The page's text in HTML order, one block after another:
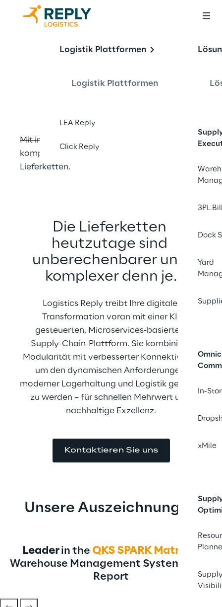
Logistik Plattformen
Logistik Plattformen
LEA Reply
Click Reply
3PL
Dock
Yard
In-
xMile
Transformation der
Logistik durch
Innovation
Mit intelligenter, anpassungsfähiger und
kompatibler Software für Lager, Filialen und
Lieferketten.
Die Lieferketten
heutzutage sind
unberechenbarer und
komplexer denn je.
Logistics Reply treibt Ihre digitale
Transformation voran mit einer KI-
gesteuerten, Microservices-basierten
Supply-Chain-Plattform. Sie kombiniert
Modularität mit verbesserter Konnektivität,
um den dynamischen Anforderungen
moderner Lagerhaltung und Logistik gerecht
zu werden – für schnellen Mehrwert und
nachhaltige Exzellenz.
Kontaktieren Sie uns
Unsere Auszeichnungen
Leader in the QKS SPARK Matrix™
Warehouse Management System 2026
Report